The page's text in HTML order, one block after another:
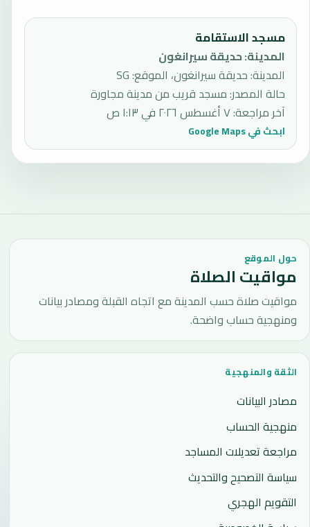
مسجد الاستقامة
المدينة:حديقة سيرانغون
المدينة: حديقة سيرانغون، الموقع: SG
حالة المصدر:مسجد قريب من مدينة مجاورة
آخر مراجعة:٧ أغسطس ٢٠٢٦ في ١:١٣ ص
ابحث في Google Maps
حول الموقع
مواقيت الصلاة
مواقيت صلاة حسب المدينة مع اتجاه القبلة ومصادر بيانات
ومنهجية حساب واضحة.
الثقة والمنهجية
مصادر البيانات
منهجية الحساب
مراجعة تعديلات المساجد
سياسة التصحيح والتحديث
التقويم الهجري